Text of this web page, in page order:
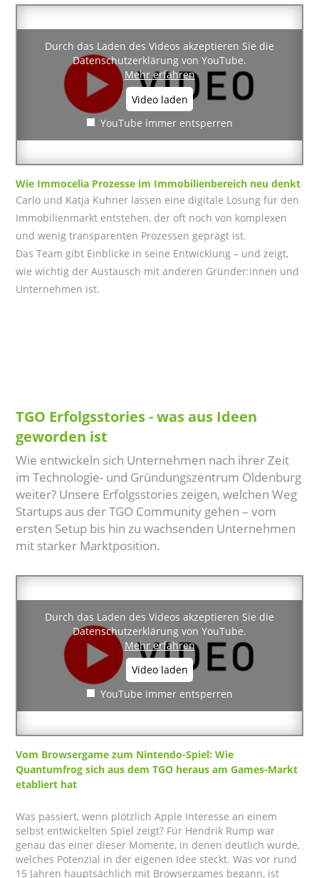
Durch das Laden des Videos akzeptieren Sie die
Datenschutzerklärung von YouTube.
Mehr erfahren
Video laden
YouTube immer entsperren
Wie Immocelia Prozesse im Immobilienbereich neu denkt
Carlo und Katja Kuhner lassen eine digitale Lösung für den
Immobilienmarkt entstehen, der oft noch von komplexen
und wenig transparenten Prozessen geprägt ist.
Das Team gibt Einblicke in seine Entwicklung – und zeigt,
wie wichtig der Austausch mit anderen Gründer:innen und
Unternehmen ist.
TGO Erfolgsstories - was aus Ideen
geworden ist
Wie entwickeln sich Unternehmen nach ihrer Zeit
im Technologie- und Gründungszentrum Oldenburg
weiter? Unsere Erfolgsstories zeigen, welchen Weg
Startups aus der TGO Community gehen – vom
ersten Setup bis hin zu wachsenden Unternehmen
mit starker Marktposition.
Durch das Laden des Videos akzeptieren Sie die
Datenschutzerklärung von YouTube.
Mehr erfahren
Video laden
YouTube immer entsperren
Vom Browsergame zum Nintendo-Spiel: Wie
Quantumfrog sich aus dem TGO heraus am Games-Markt
etabliert hat
Was passiert, wenn plötzlich Apple Interesse an einem
selbst entwickelten Spiel zeigt? Für Hendrik Rump war
genau das einer dieser Momente, in denen deutlich wurde,
welches Potenzial in der eigenen Idee steckt. Was vor rund
15 Jahren hauptsächlich mit Browsergames begann, ist